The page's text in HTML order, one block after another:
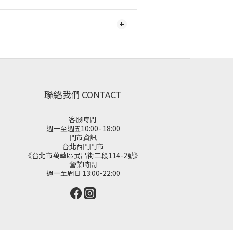
聯絡我們 CONTACT
客服時間
週一至週五10:00- 18:00
門市資訊
台北西門門市
《台北市萬華區武昌街二段114-2號》
營業時間
週一至周日 13:00-22:00